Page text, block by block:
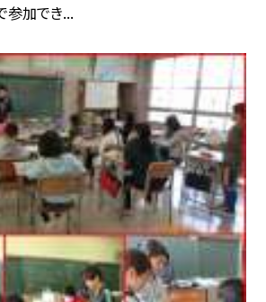
参加でき...